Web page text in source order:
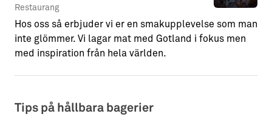
Restaurang
Hos oss så erbjuder vi er en smakupplevelse som man
inte glömmer. Vi lagar mat med Gotland i fokus men
med inspiration från hela världen.
Tips på hållbara bagerier